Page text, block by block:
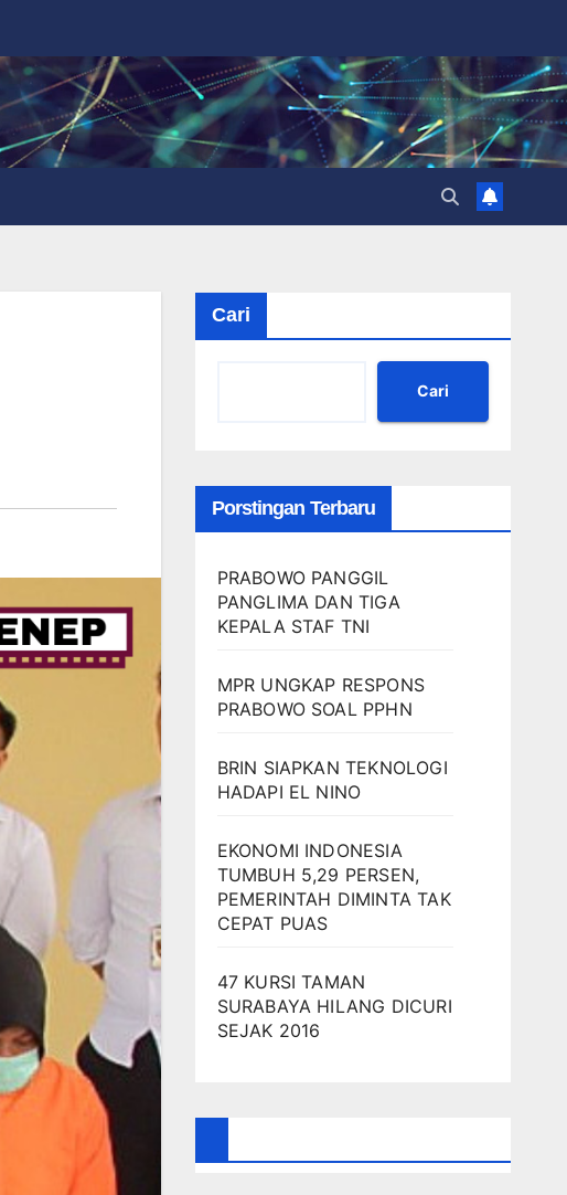
Cari
Cari
Porstingan Terbaru
PRABOWO PANGGIL
PANGLIMA DAN TIGA
KEPALA STAF TNI
MPR UNGKAP RESPONS
PRABOWO SOAL PPHN
BRIN SIAPKAN TEKNOLOGI
HADAPI EL NINO
EKONOMI INDONESIA
TUMBUH 5,29 PERSEN,
PEMERINTAH DIMINTA TAK
CEPAT PUAS
47 KURSI TAMAN
SURABAYA HILANG DICURI
SEJAK 2016